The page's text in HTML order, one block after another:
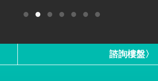
1 2 3 4 5 6 7
諮詢樓盤〉